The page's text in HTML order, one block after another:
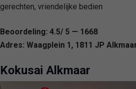
gerechten, vriendelijke bedien
Beoordeling: 4.5/ 5 — 1668
Adres: Waagplein 1, 1811 JP
Kokusai Alkmaar